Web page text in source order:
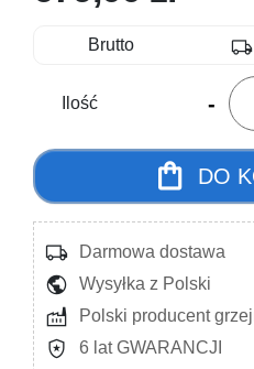
Brutto local_shipping
Ilość -
shopping_bag DO
local_shipping Darmowa dostawa
public Wysyłka z Polski
factory Polski producent
local_police 6 lat GWARANCJI